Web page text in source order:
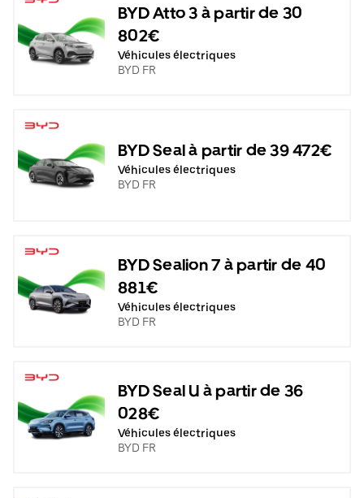
BYD Atto 3 à partir de 30
802€
Véhicules électriques
BYD FR
BYD Seal à partir de 39 472€
Véhicules électriques
BYD FR
BYD Sealion 7 à partir de 40
881€
Véhicules électriques
BYD FR
BYD Seal U à partir de 36
028€
Véhicules électriques
BYD FR